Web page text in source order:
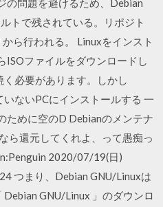
トで残されている。リポジト
ら行われる。 Linuxをインスト
ファイルをダウンロードし
必要があります。しかし
ないPCにインストールする 一
ために空のD Debianのメンテナ
ら還元してくれよ、って愚痴っ
2020/07/19(日)
つまり、Debian GNU/Linuxは
GNU/Linux 」のダウンロ